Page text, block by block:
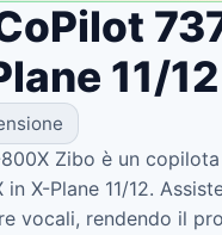
11/12
800X Zibo è un
X-Plane 11/12.
vocali, rendendo il